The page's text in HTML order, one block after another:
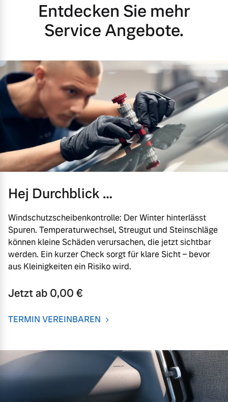
Entdecken Sie mehr
Service Angebote.
Hej Durchblick …
Windschutzscheibenkontrolle: Der Winter hinterlässt
Spuren. Temperaturwechsel, Streugut und Steinschläge
können kleine Schäden verursachen, die jetzt sichtbar
werden. Ein kurzer Check sorgt für klare Sicht – bevor
aus Kleinigkeiten ein Risiko wird.
Jetzt ab 0,00 €
TERMIN VEREINBAREN